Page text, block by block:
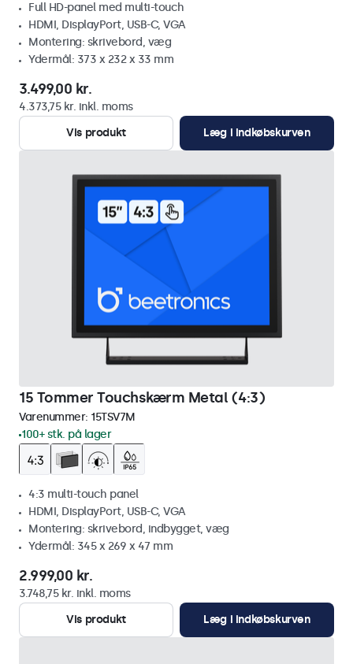
Full HD-panel med multi-touch
HDMI, DisplayPort, USB-C, VGA
Montering: skrivebord, væg
Ydermål: 373 x 232 x 33 mm
3.499,00 kr.
4.373,75 kr. inkl. moms
Vis produkt
Læg i indkøbskurven
15 Tommer Touchskærm Metal (4:3)
Varenummer: 15TSV7M
100+ stk. på lager
4:3 multi-touch panel
HDMI, DisplayPort, USB-C, VGA
Montering: skrivebord, indbygget, væg
Ydermål: 345 x 269 x 47 mm
2.999,00 kr.
3.748,75 kr. inkl. moms
Vis produkt
Læg i indkøbskurven